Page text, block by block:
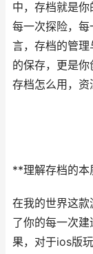
中，存档就是你
每一次探险，
言，存档的管
的保存，更是
存档怎么用，
**理解存档的
在我的世界这
了你的每一次
果，对于ios版